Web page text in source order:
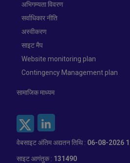
अभिगम्यता विवरण
सर्वाधिकार नीति
अस्वीकरण
साइट मैप
Website monitoring plan
Contingency Management plan
सामाजिक माध्यम
वेबसाइट अंतिम अद्यतन तिथि : 06-08-2026
साइट आगंतुक : 131490